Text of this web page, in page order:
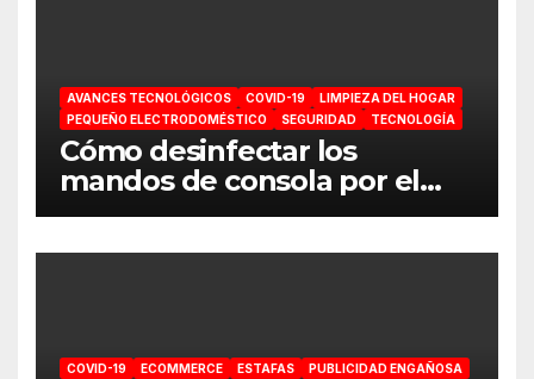
AVANCES TECNOLÓGICOS COVID-19
LIMPIEZA DEL HOGAR
PEQUEÑO ELECTRODOMÉSTICO
SEGURIDAD TECNOLOGÍA
Cómo desinfectar los
mandos de consola por el
coronavirus
COVID-19 ECOMMERCE ESTAFAS
PUBLICIDAD ENGAÑOSA